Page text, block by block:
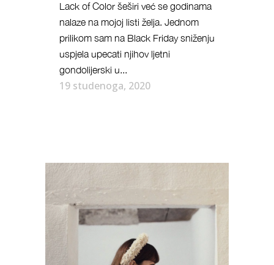
Lack of Color šeširi već se godinama
nalaze na mojoj listi želja. Jednom
prilikom sam na Black Friday sniženju
uspjela upecati njihov ljetni
gondolijerski u...
19 studenoga, 2020